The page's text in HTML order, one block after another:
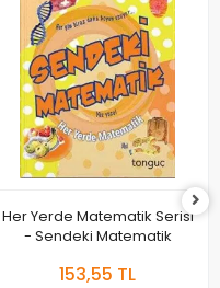
Her Yerde Matematik Serisi
- Sendeki Matematik
153,55 TL